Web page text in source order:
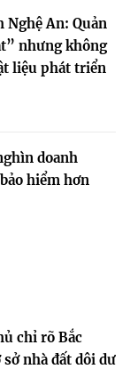
Nghệ An: Quản
nhưng không
liệu phát triển
doanh
hiểm hơn
chỉ rõ Bắc
nhà đất dôi dư